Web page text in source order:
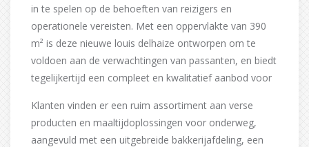
in te spelen op de behoeften van reizigers en
operationele vereisten. Met een oppervlakte van 390
m² is deze nieuwe louis delhaize ontworpen om te
voldoen aan de verwachtingen van passanten, en biedt
tegelijkertijd een compleet en kwalitatief aanbod voor
Klanten vinden er een ruim assortiment aan verse
producten en maaltijdoplossingen voor onderweg,
aangevuld met een uitgebreide bakkerijafdeling, een